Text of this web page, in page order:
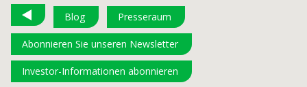
Blog Presseraum
Abonnieren Sie unseren Newsletter
Investor-Informationen abonnieren